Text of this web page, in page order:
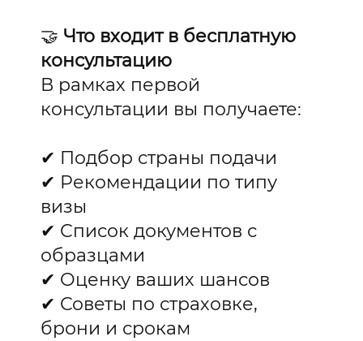
🤝 Что входит в бесплатную
консультацию
В рамках первой
консультации вы получаете:
✔ Подбор страны подачи
✔ Рекомендации по типу
визы
✔ Список документов с
образцами
✔ Оценку ваших шансов
✔ Советы по страховке,
брони и срокам